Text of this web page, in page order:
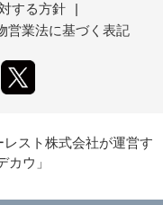
する方針
|
営業法に基づく表記
スト株式会社が運営す
カウ」